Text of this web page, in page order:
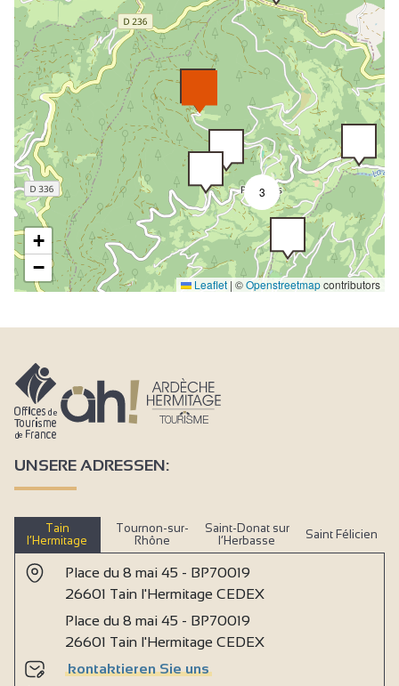
3
+
−
Leaflet | ©Openstreetmapcontributors
UNSERE ADRESSEN:
Tain
l’Hermitage
Tournon-sur-
Rhône
Saint-Donat sur
l’Herbasse
Saint Félicien
Place du 8 mai 45 - BP70019
26601 Tain l'Hermitage CEDEX
Place du 8 mai 45 - BP70019
26601 Tain l'Hermitage CEDEX
kontaktieren Sie uns